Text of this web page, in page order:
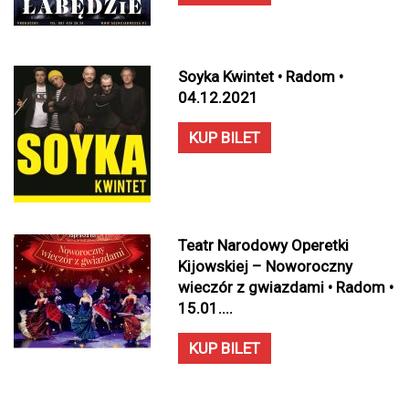
Soyka Kwintet • Radom •
04.12.2021
KUP BILET
Teatr Narodowy Operetki
Kijowskiej – Noworoczny
wieczór z gwiazdami • Radom •
15.01....
KUP BILET